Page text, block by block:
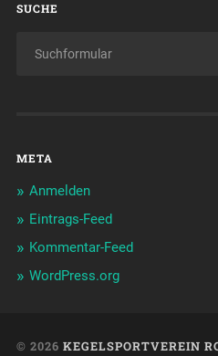
SUCHE
META
Anmelden
Eintrags-Feed
Kommentar-Feed
WordPress.org
© 2026 KEGELSPORTVEREIN